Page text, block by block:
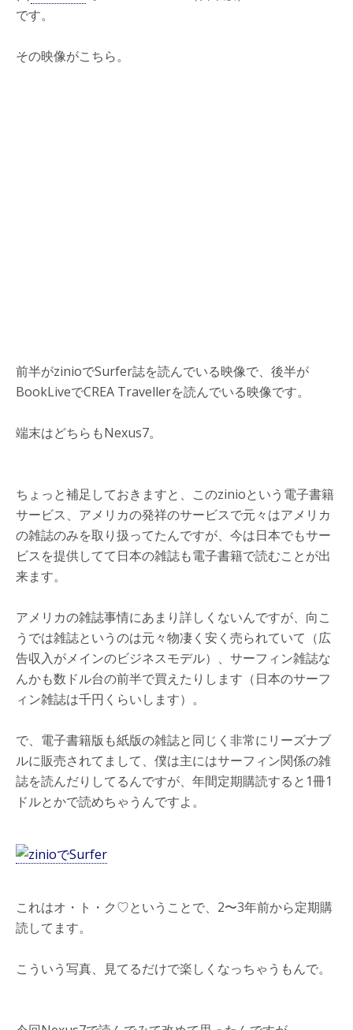
です。
その映像がこちら。
前半がzinioでSurfer誌を読んでいる映像で、後半が
BookLiveでCREA Travellerを読んでいる映像です。
端末はどちらもNexus7。
ちょっと補足しておきますと、このzinioという電子書籍
サービス、アメリカの発祥のサービスで元々はアメリカ
の雑誌のみを取り扱ってたんですが、今は日本でもサー
ビスを提供してて日本の雑誌も電子書籍で読むことが出
来ます。
アメリカの雑誌事情にあまり詳しくないんですが、向こ
うでは雑誌というのは元々物凄く安く売られていて（広
告収入がメインのビジネスモデル）、サーフィン雑誌な
んかも数ドル台の前半で買えたりします（日本のサーフ
ィン雑誌は千円くらいします）。
で、電子書籍版も紙版の雑誌と同じく非常にリーズナブ
ルに販売されてまして、僕は主にはサーフィン関係の雑
誌を読んだりしてるんですが、年間定期購読すると1冊1
ドルとかで読めちゃうんですよ。
これはオ・ト・ク♡ということで、2〜3年前から定期購
読してます。
こういう写真、見てるだけで楽しくなっちゃうもんで。